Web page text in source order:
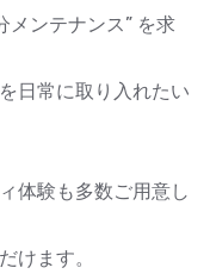
メンテナンス” を求
日常に取り入れたい
体験も多数ご用意し
けます。